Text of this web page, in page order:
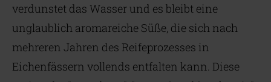
verdunstet das Wasser und es bleibt eine
unglaublich aromareiche Süße, die sich nach
mehreren Jahren des Reifeprozesses in
Eichenfässern vollends entfalten kann. Diese